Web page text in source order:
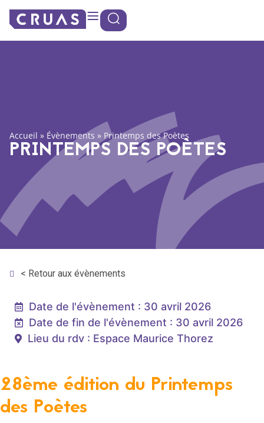
Panneau de gestion des cookies
Accueil » Évènements » Printemps des Poètes
PRINTEMPS DES POÈTES
< Retour aux évènements
Date de l'évènement : 30 avril 2026
Date de fin de l'évènement : 30 avril 2026
Lieu du rdv : Espace Maurice Thorez
28ème édition du Printemps
des Poètes